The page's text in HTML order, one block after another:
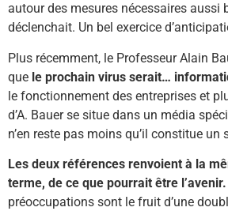
autour des mesures nécessaires aussi
déclenchait. Un bel exercice
Plus récemment, le Professeur Alain
que le prochain virus serait…
le fonctionnement des entreprises et
d’A. Bauer se situe dans un média
n’en reste pas moins qu’il constitue un
Les deux références renvoient à la
terme, de ce que pourrait être l’avenir.
préoccupations sont le fruit d’une